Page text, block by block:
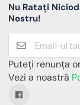
Nu Ratați
Nostru!
Puteți renunța
Vezi a noastră